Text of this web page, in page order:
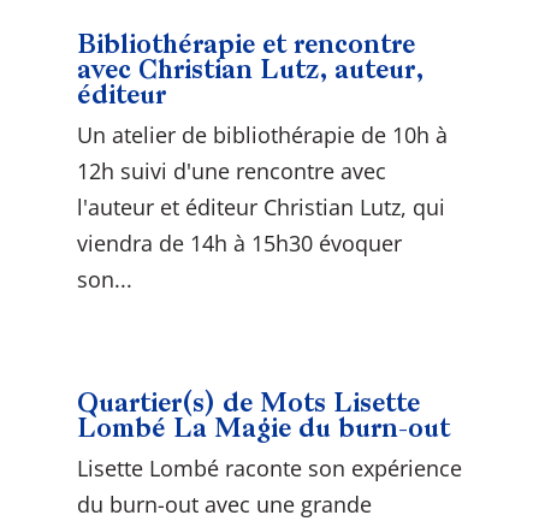
Bibliothérapie et rencontre
avec Christian Lutz, auteur,
éditeur
Un atelier de bibliothérapie de 10h à
12h suivi d'une rencontre avec
l'auteur et éditeur Christian Lutz, qui
viendra de 14h à 15h30 évoquer
son...
Quartier(s) de Mots Lisette
Lombé La Magie du burn-out
Lisette Lombé raconte son expérience
du burn-out avec une grande